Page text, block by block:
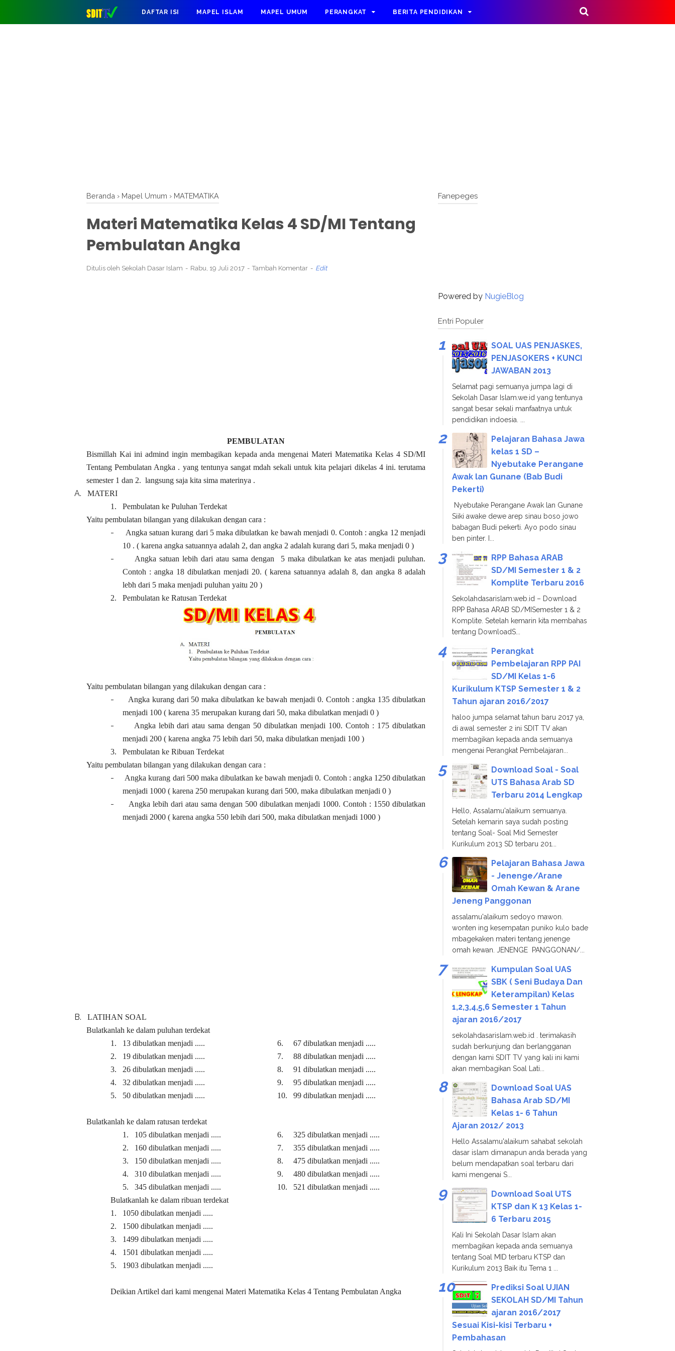
DAFTAR ISI MAPEL ISLAM MAPEL UMUM PERANGKAT BERITA PENDIDIKAN
Beranda › Mapel Umum › MATEMATIKA
Materi Matematika Kelas 4 SD/MI Tentang
Pembulatan Angka
Ditulis oleh Sekolah Dasar Islam Rabu, 19 Juli 2017 Tambah Komentar Edit
PEMBULATAN
Bismillah Kai ini admind ingin membagikan kepada anda mengenai Materi Matematika Kelas 4 SD/MI
Tentang Pembulatan Angka . yang tentunya sangat mdah sekali untuk kita pelajari dikelas 4 ini. terutama
semester 1 dan 2. langsung saja kita sima materinya .
A.
MATERI
1.
Pembulatan ke Puluhan Terdekat
Yaitu pembulatan bilangan yang dilakukan dengan cara :
-
Angka satuan kurang dari 5 maka dibulatkan ke bawah menjadi 0. Contoh : angka 12 menjadi
10 . ( karena angka satuannya adalah 2, dan angka 2 adalah kurang dari 5, maka menjadi 0 )
-
Angka satuan lebih dari atau sama dengan 5 maka dibulatkan ke atas menjadi puluhan.
Contoh : angka 18 dibulatkan menjadi 20. ( karena satuannya adalah 8, dan angka 8 adalah
lebh dari 5 maka menjadi puluhan yaitu 20 )
2.
Pembulatan ke Ratusan Terdekat
Yaitu pembulatan bilangan yang dilakukan dengan cara :
-
Angka kurang dari 50 maka dibulatkan ke bawah menjadi 0. Contoh : angka 135 dibulatkan
menjadi 100 ( karena 35 merupakan kurang dari 50, maka dibulatkan menjadi 0 )
-
Angka lebih dari atau sama dengan 50 dibulatkan menjadi 100. Contoh : 175 dibulatkan
menjadi 200 ( karena angka 75 lebih dari 50, maka dibulatkan menjadi 100 )
3.
Pembulatan ke Ribuan Terdekat
Yaitu pembulatan bilangan yang dilakukan dengan cara :
-
Angka kurang dari 500 maka dibulatkan ke bawah menjadi 0. Contoh : angka 1250 dibulatkan
menjadi 1000 ( karena 250 merupakan kurang dari 500, maka dibulatkan menjadi 0 )
-
Angka lebih dari atau sama dengan 500 dibulatkan menjadi 1000. Contoh : 1550 dibulatkan
menjadi 2000 ( karena angka 550 lebih dari 500, maka dibulatkan menjadi 1000 )
B.
LATIHAN SOAL
Bulatkanlah ke dalam puluhan terdekat
1.
13 dibulatkan menjadi ..... 6. 67 dibulatkan menjadi .....
2.
19 dibulatkan menjadi ..... 7. 88 dibulatkan menjadi .....
3.
26 dibulatkan menjadi ..... 8. 91 dibulatkan menjadi .....
4.
32 dibulatkan menjadi ..... 9. 95 dibulatkan menjadi .....
5.
50 dibulatkan menjadi ..... 10. 99 dibulatkan menjadi .....
Bulatkanlah ke dalam ratusan terdekat
1.
105 dibulatkan menjadi ..... 6. 325 dibulatkan menjadi .....
2.
160 dibulatkan menjadi ..... 7. 355 dibulatkan menjadi .....
3.
150 dibulatkan menjadi ..... 8. 475 dibulatkan menjadi .....
4.
310 dibulatkan menjadi ..... 9. 480 dibulatkan menjadi .....
5.
345 dibulatkan menjadi ..... 10. 521 dibulatkan menjadi .....
Bulatkanlah ke dalam ribuan terdekat
1.
1050 dibulatkan menjadi .....
2.
1500 dibulatkan menjadi .....
3.
1499 dibulatkan menjadi .....
4.
1501 dibulatkan menjadi .....
5.
1903 dibulatkan menjadi .....
Deikian Artikel dari kami mengenai Materi Matematika Kelas 4 Tentang Pembulatan Angka
Fanepeges
Powered by NugieBlog
Entri Populer
SOAL UAS PENJASKES,
PENJASOKERS + KUNCI
JAWABAN 2013
Selamat pagi semuanya jumpa lagi di
Sekolah Dasar Islam.we.id yang tentunya
sangat besar sekali manfaatnya untuk
pendidikan indoesia. ...
Pelajaran Bahasa Jawa
kelas 1 SD –
Nyebutake Perangane
Awak lan Gunane (Bab Budi
Pekerti)
Nyebutake Perangane Awak lan Gunane
Siiki awake dewe arep sinau boso jowo
babagan Budi pekerti. Ayo podo sinau
ben pinter. I...
RPP Bahasa ARAB
SD/MI Semester 1 & 2
Komplite Terbaru 2016
Sekolahdasarislam.web.id – Download
RPP Bahasa ARAB SD/MISemester 1 & 2
Komplite. Setelah kemarin kita membahas
tentang DownloadS...
Perangkat
Pembelajaran RPP PAI
SD/MI Kelas 1-6
Kurikulum KTSP Semester 1 & 2
Tahun ajaran 2016/2017
haloo jumpa selamat tahun baru 2017 ya,
di awal semester 2 ini SDIT TV akan
membagikan kepada anda semuanya
mengenai Perangkat Pembelajaran...
Download Soal - Soal
UTS Bahasa Arab SD
Terbaru 2014 Lengkap
Hello, Assalamu'alaikum semuanya.
Setelah kemarin saya sudah posting
tentang Soal- Soal Mid Semester
Kurikulum 2013 SD terbaru 201...
Pelajaran Bahasa Jawa
- Jenenge/Arane
Omah Kewan & Arane
Jeneng Panggonan
assalamu'alaikum sedoyo mawon.
wonten ing kesempatan puniko kulo bade
mbagekaken materi tentang jenenge
omah kewan. JENENGE PANGGONAN/...
Kumpulan Soal UAS
SBK ( Seni Budaya Dan
Keterampilan) Kelas
1,2,3,4,5,6 Semester 1 Tahun
ajaran 2016/2017
sekolahdasarislam.web.id . terimakasih
sudah berkunjung dan berlangganan
dengan kami SDIT TV yang kali ini kami
akan membagikan Soal Lati...
Download Soal UAS
Bahasa Arab SD/MI
Kelas 1- 6 Tahun
Ajaran 2012/ 2013
Hello Assalamu'alaikum sahabat sekolah
dasar islam dimanapun anda berada yang
belum mendapatkan soal terbaru dari
kami mengenai S...
Download Soal UTS
KTSP dan K 13 Kelas 1-
6 Terbaru 2015
Kali Ini Sekolah Dasar Islam akan
membagikan kepada anda semuanya
tentang Soal MID terbaru KTSP dan
Kurikulum 2013 Baik itu Tema 1 ...
Prediksi Soal UJIAN
SEKOLAH SD/MI Tahun
ajaran 2016/2017
Sesuai Kisi-kisi Terbaru +
Pembahasan